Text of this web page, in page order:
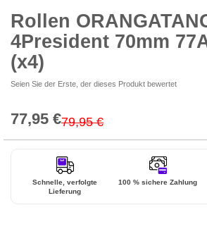
Rollen
4President 70mm
(x4)
Seien Sie der Erste, der dieses Produkt bewertet
Special
77,95 €79,95 €
Schnelle, verfolgte
Lieferung
100 % sichere Zahlung